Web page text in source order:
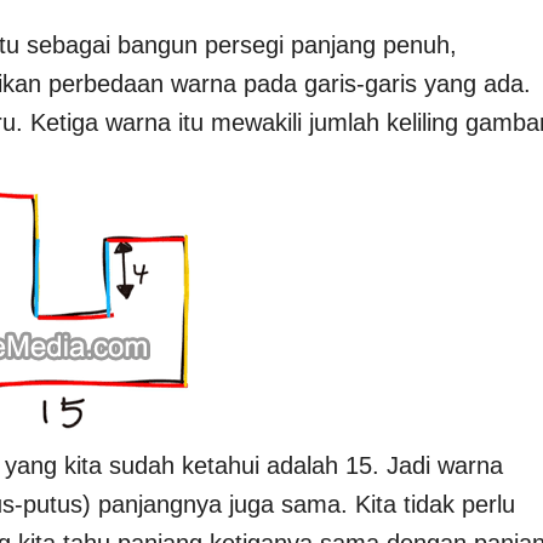
sebagai bangun persegi panjang penuh,
perbedaan warna pada garis-garis yang ada.
Ketiga warna itu mewakili jumlah keliling
kita sudah ketahui adalah 15. Jadi warna
putus) panjangnya juga sama. Kita tidak perlu